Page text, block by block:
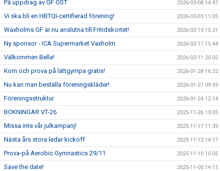
På uppdrag av GF ÖST 2026-03-08 14:47
Vi ska bli en HBTQI-certifierad förening! 2026-03-03 11:05
Waxholms GF är nu anslutna till Fritidskortet! 2026-02-19 15:21
Ny sponsor - ICA Supermarket Vaxholm 2026-02-17 15:44
Välkommen Bella! 2026-02-11 20:02
Kom och prova på lättgympa gratis! 2026-01-28 16:22
Nu kan man beställa föreningskläder! 2026-01-27 09:59
Föreningsstruktur 2026-01-24 12:14
BOKNINGAR VT-26 2025-11-26 13:05
Missa inte vår julkampanj! 2025-11-17 11:33
Nästa års stora ledar kickoff 2025-11-12 14:17
Prova-på Aerobic Gymnastics 29/11 2025-11-10 10:05
Save the date! 2025-11-05 14:15